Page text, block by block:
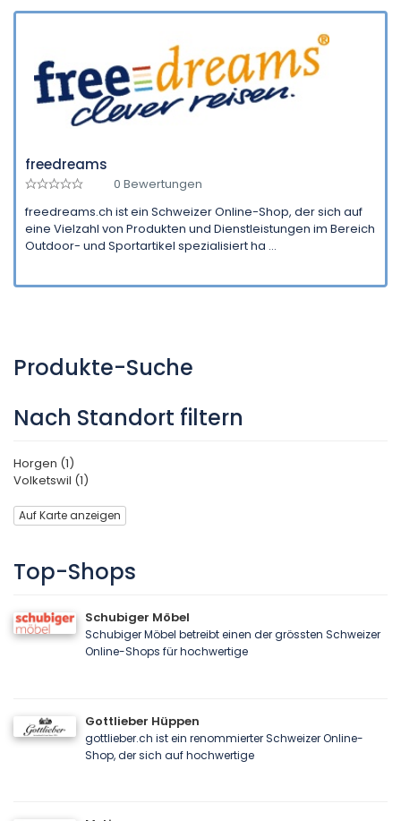
freedreams
0 Bewertungen
freedreams.ch ist ein Schweizer Online-Shop, der sich auf
eine Vielzahl von Produkten und Dienstleistungen im Bereich
Outdoor- und Sportartikel spezialisiert ha ...
Produkte-Suche
Nach Standort filtern
Horgen (1)
Volketswil (1)
Auf Karte anzeigen
Top-Shops
Schubiger Möbel
Schubiger Möbel betreibt einen der grössten Schweizer
Online-Shops für hochwertige
Gottlieber Hüppen
gottlieber.ch ist ein renommierter Schweizer Online-
Shop, der sich auf hochwertige